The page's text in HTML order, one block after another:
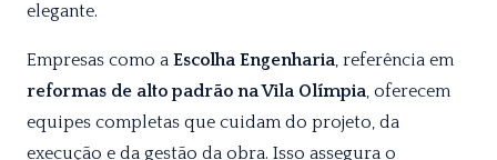
elegante.
Empresas como a Escolha Engenharia, referência em
reformas de alto padrão na Vila Olímpia, oferecem
equipes completas que cuidam do projeto, da
execução e da gestão da obra. Isso assegura o